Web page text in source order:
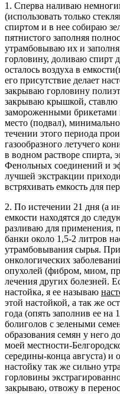
1. Сперва наливаю
(использовать только
спиртом и в нее собираю
пятнистого заполняя
утрамбовываю их и
горловину, доливаю спирт
осталось воздуха в
его присутствие делает
закрываю горловину
закрываю крышкой, ставлю
замороженными брикетами
место (подвал),
течении этого периода
газообразного летучего
в водном растворе спирта,
Фенольных соединений и
лучшей экстракции
встряхивать емкость для
2. По истечении 21 дня (а
емкости находятся до
разливаю для применения,
банки около 1,5-2 литров
утрамбовывания сырья.
онкологических
опухолей (фибром, миом,
лечения других болезней.
настойка, я ее называю
этой настойкой, а так же
года (опять заполнив ее на
болиголов с зелеными
образования семян у него
моей местности-
середины-конца августа)
настойку так же сильно
горловины
закрываю, отвожу в